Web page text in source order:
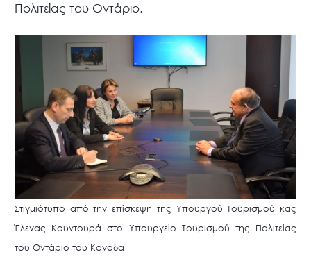
Πολιτείας του Οντάριο.
Στιγμιότυπο από την επίσκεψη της Υπουργού Τουρισμού κας
Έλενας Κουντουρά στο Υπουργείο Τουρισμού της Πολιτείας
του Οντάριο του Καναδά